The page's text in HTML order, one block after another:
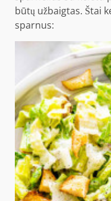
būtų užbaigtas. Štai
sparnus: